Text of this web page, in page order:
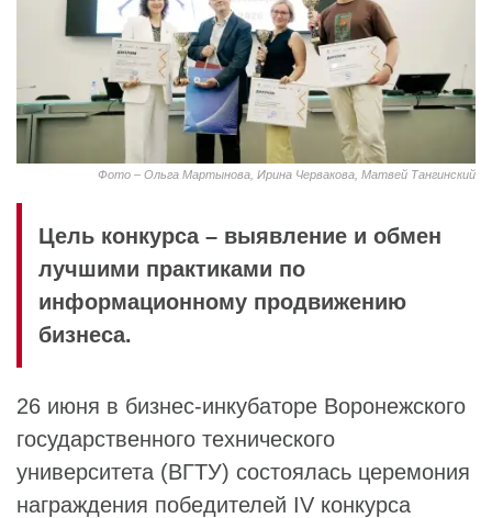
Фото – Ольга Мартынова, Ирина Червакова, Матвей Тангинский
Цель конкурса – выявление и обмен
лучшими практиками по
информационному продвижению
бизнеса.
26 июня в бизнес-инкубаторе Воронежского
государственного технического
университета (ВГТУ) состоялась церемония
награждения победителей IV конкурса